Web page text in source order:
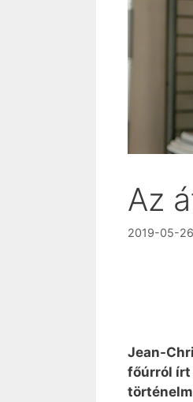
Az
2019-05-26
Jean-
főúrról írt